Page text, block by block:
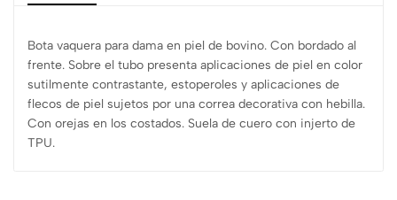
Bota vaquera para dama en piel de bovino. Con bordado al
frente. Sobre el tubo presenta aplicaciones de piel en color
sutilmente contrastante, estoperoles y aplicaciones de
flecos de piel sujetos por una correa decorativa con hebilla.
Con orejas en los costados. Suela de cuero con injerto de
TPU.